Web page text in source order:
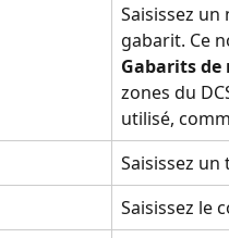
Saisissez
gabarit. Ce
Gabarits de
zones du
utilisé,
Saisissez
Saisissez le